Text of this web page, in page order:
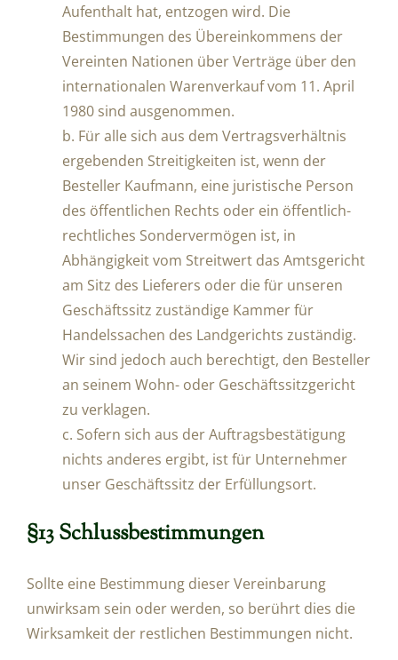
Aufenthalt hat, entzogen wird. Die
Bestimmungen des Übereinkommens der
Vereinten Nationen über Verträge über den
internationalen Warenverkauf vom 11. April
1980 sind ausgenommen.
b. Für alle sich aus dem Vertragsverhältnis
ergebenden Streitigkeiten ist, wenn der
Besteller Kaufmann, eine juristische Person
des öffentlichen Rechts oder ein öffentlich-
rechtliches Sondervermögen ist, in
Abhängigkeit vom Streitwert das Amtsgericht
am Sitz des Lieferers oder die für unseren
Geschäftssitz zuständige Kammer für
Handelssachen des Landgerichts zuständig.
Wir sind jedoch auch berechtigt, den Besteller
an seinem Wohn- oder Geschäftssitzgericht
zu verklagen.
c. Sofern sich aus der Auftragsbestätigung
nichts anderes ergibt, ist für Unternehmer
unser Geschäftssitz der Erfüllungsort.
§13 Schlussbestimmungen
Sollte eine Bestimmung dieser Vereinbarung
unwirksam sein oder werden, so berührt dies die
Wirksamkeit der restlichen Bestimmungen nicht.